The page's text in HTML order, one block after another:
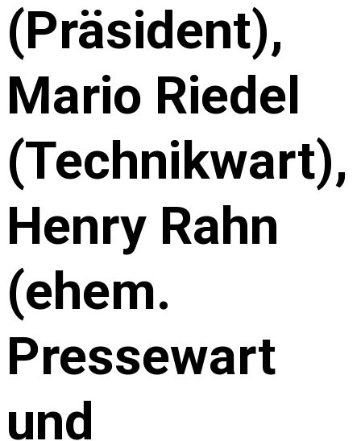
(Präsident),
Mario Riedel
(Technikwart),
Henry Rahn
(ehem.
Pressewart
und